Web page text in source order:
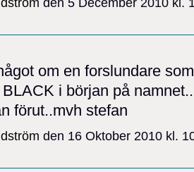
om en forslundare
i början på
förut..mvh stefan
den 16 Oktober 2010 kl.